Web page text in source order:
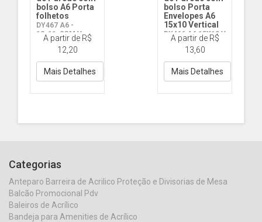
bolso A6 Porta
folhetos
DY467 A6 -
12x11x2CM V
Acrilico
A partir de R$
12,20
Mais Detalhes
bolso Porta
Envelopes A6
15x10 Vertical
DY466 A6 15X10 V
Acrilico
A partir de R$
13,60
Mais Detalhes
Categorias
Anteparo Barreira de Acrilico Proteção e Divisorias de Mesa
Balcão Promocional Pdv
Baleiros de Acrílico
Bandeja para Amenities de Acrílico